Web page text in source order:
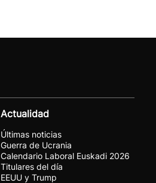
Actualidad
Últimas noticias
Guerra de Ucrania
Calendario Laboral Euskadi 2026
Titulares del día
EEUU y Trump